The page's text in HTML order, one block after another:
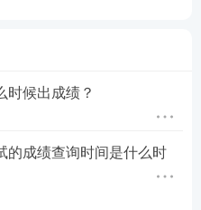
时候出成绩？
的成绩查询时间是什么时